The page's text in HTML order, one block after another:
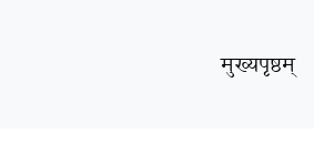
मुख्यपृष्ठम्